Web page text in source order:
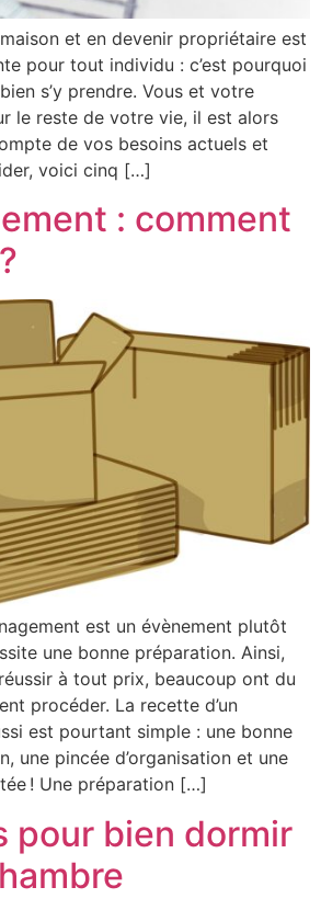
et en devenir propriétaire est
pour tout individu : c’est pourquoi
s’y prendre. Vous et votre
le reste de votre vie, il est alors
de vos besoins actuels et
voici cinq […]
: comment
est un évènement plutôt
une bonne préparation. Ainsi,
à tout prix, beaucoup ont du
procéder. La recette d’un
est pourtant simple : une bonne
une pincée d’organisation et une
! Une préparation […]
pour bien dormir